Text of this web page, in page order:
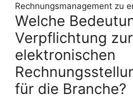
Rechnungsmanagement zu
Welche
Verpflichtung zur
elektronischen
für die Branche?